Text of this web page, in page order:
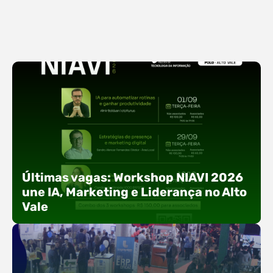
Últimas vagas: Workshop NIAVI 2026
une IA, Marketing e Liderança no Alto
Vale